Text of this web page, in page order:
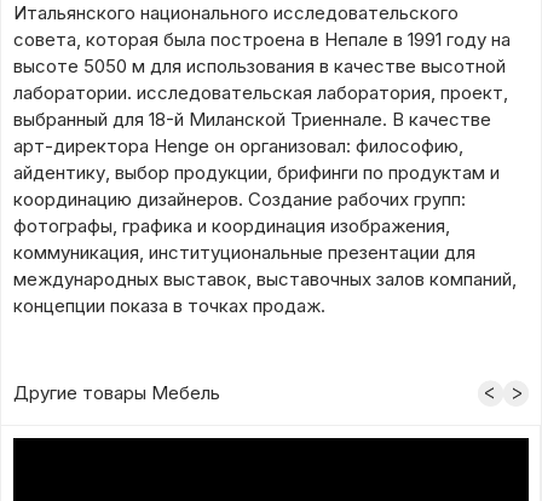
Итальянского национального исследовательского
совета, которая была построена в Непале в 1991 году на
высоте 5050 м для использования в качестве высотной
лаборатории. исследовательская лаборатория, проект,
выбранный для 18-й Миланской Триеннале. В качестве
арт-директора Henge он организовал: философию,
айдентику, выбор продукции, брифинги по продуктам и
координацию дизайнеров. Создание рабочих групп:
фотографы, графика и координация изображения,
коммуникация, институциональные презентации для
международных выставок, выставочных залов компаний,
концепции показа в точках продаж.
Другие товары Мебель